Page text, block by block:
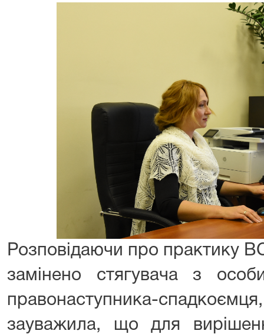
Розповідаючи про практику
замінено стягувача з
правонаступника-
зауважила, що для